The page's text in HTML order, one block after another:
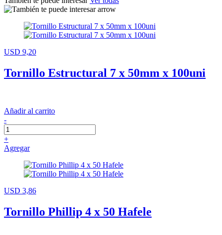
USD 9,20
Tornillo Estructural 7 x 50mm x 100uni
Añadir al carrito
-
+
Agregar
USD 3,86
Tornillo Phillip 4 x 50 Hafele